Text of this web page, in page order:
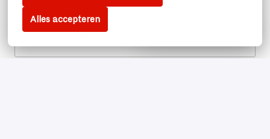
Alles accepteren
€ 5.425 - € 6.200 per maand